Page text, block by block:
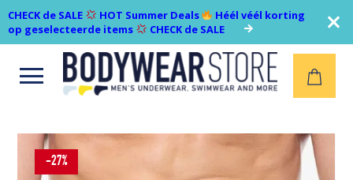
CHECK de SALE HOT Summer Deals
Héél véél korting
op geselecteerde items
CHECK de SALE
Open
-27%